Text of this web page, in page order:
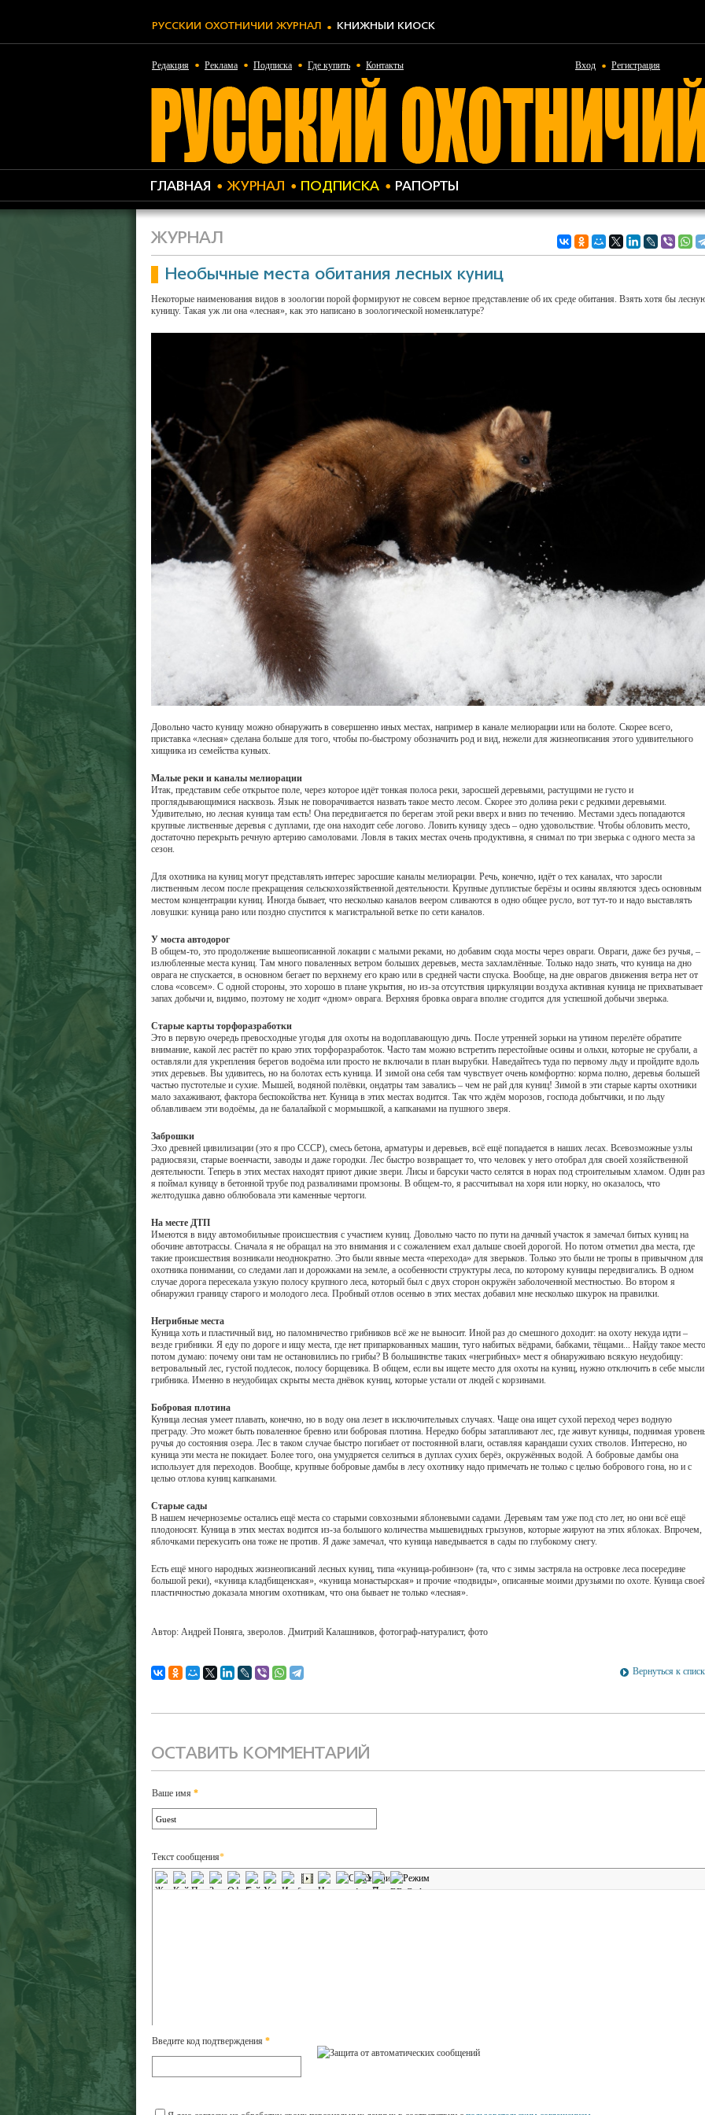
РУССКИЙ ОХОТНИЧИЙ ЖУРНАЛ КНИЖНЫЙ КИОСК
Вход Регистрация
Редакция Реклама Подписка Где купить Контакты
ГЛАВНАЯ ЖУРНАЛ ПОДПИСКА РАПОРТЫ
ЖУРНАЛ
Необычные места обитания лесных куниц
Некоторые наименования видов в зоологии порой формируют не совсем верное представление об их среде обитания. Взять хотя бы
куницу. Такая уж ли она «лесная», как это написано в зоологической номенклатуре?
Довольно часто куницу можно обнаружить в совершенно иных местах, например в канале мелиорации или на болоте. Скорее всего,
приставка «лесная» сделана больше для того, чтобы по-быстрому обозначить род и вид, нежели для жизнеописания этого удивительного
хищника из семейства куньих.
Малые реки и каналы мелиорации
Итак, представим себе открытое поле, через которое идёт тонкая полоса реки, заросшей деревьями, растущими не густо и
проглядывающимися насквозь. Язык не поворачивается назвать такое место лесом. Скорее это долина реки с редкими деревьями.
Удивительно, но лесная куница там есть! Она передвигается по берегам этой реки вверх и вниз по течению. Местами здесь попадаются
крупные лиственные деревья с дуплами, где она находит себе логово. Ловить куницу здесь – одно удовольствие. Чтобы обловить место,
достаточно перекрыть речную артерию самоловами. Ловля в таких местах очень продуктивна, я снимал по три зверька с одного места за
сезон.
Для охотника на куниц могут представлять интерес заросшие каналы мелиорации. Речь, конечно, идёт о тех каналах, что заросли
лиственным лесом после прекращения сельскохозяйственной деятельности. Крупные дуплистые берёзы и осины являются здесь основным
местом концентрации куниц. Иногда бывает, что несколько каналов веером сливаются в одно общее русло, вот тут-то и надо выставлять
ловушки: куница рано или поздно спустится к магистральной ветке по сети каналов.
У моста автодорог
В общем-то, это продолжение вышеописанной локации с малыми реками, но добавим сюда мосты через овраги. Овраги, даже без ручья, –
излюбленные места куниц. Там много поваленных ветром больших деревьев, места захламлённые. Только надо знать, что куница на дно
оврага не спускается, в основном бегает по верхнему его краю или в средней части спуска. Вообще, на дне оврагов движения ветра нет от
слова «совсем». С одной стороны, это хорошо в плане укрытия, но из-за отсутствия циркуляции воздуха активная куница не прихватывает
запах добычи и, видимо, поэтому не ходит «дном» оврага. Верхняя бровка оврага вполне сгодится для успешной добычи зверька.
Старые карты торфоразработки
Это в первую очередь превосходные угодья для охоты на водоплавающую дичь. После утренней зорьки на утином перелёте обратите
внимание, какой лес растёт по краю этих торфоразработок. Часто там можно встретить перестойные осины и ольхи, которые не срубали, а
оставляли для укрепления берегов водоёма или просто не включали в план вырубки. Наведайтесь туда по первому льду и пройдите вдоль
этих деревьев. Вы удивитесь, но на болотах есть куница. И зимой она себя там чувствует очень комфортно: корма полно, деревья большей
частью пустотелые и сухие. Мышей, водяной полёвки, ондатры там завались – чем не рай для куниц! Зимой в эти старые карты охотники
мало захаживают, фактора беспокойства нет. Куница в этих местах водится. Так что ждём морозов, господа добытчики, и по льду
облавливаем эти водоёмы, да не балалайкой с мормышкой, а капканами на пушного зверя.
Заброшки
Эхо древней цивилизации (это я про СССР), смесь бетона, арматуры и деревьев, всё ещё попадается в наших лесах. Всевозможные узлы
радиосвязи, старые военчасти, заводы и даже городки. Лес быстро возвращает то, что человек у него отобрал для своей хозяйственной
деятельности. Теперь в этих местах находят приют дикие звери. Лисы и барсуки часто селятся в норах под строительным хламом. Один раз
я поймал куницу в бетонной трубе под развалинами промзоны. В общем-то, я рассчитывал на хоря или норку, но оказалось, что
желтодушка давно облюбовала эти каменные чертоги.
На месте ДТП
Имеются в виду автомобильные происшествия с участием куниц. Довольно часто по пути на дачный участок я замечал битых куниц на
обочине автотрассы. Сначала я не обращал на это внимания и с сожалением ехал дальше своей дорогой. Но потом отметил два места, где
такие происшествия возникали неоднократно. Это были явные места «перехода» для зверьков. Только это были не тропы в привычном для
охотника понимании, со следами лап и дорожками на земле, а особенности структуры леса, по которому куницы передвигались. В одном
случае дорога пересекала узкую полосу крупного леса, который был с двух сторон окружён заболоченной местностью. Во втором я
обнаружил границу старого и молодого леса. Пробный отлов осенью в этих местах добавил мне несколько шкурок на правилки.
Негрибные места
Куница хоть и пластичный вид, но паломничество грибников всё же не выносит. Иной раз до смешного доходит: на охоту некуда идти –
везде грибники. Я еду по дороге и ищу места, где нет припаркованных машин, туго набитых вёдрами, бабками, тёщами... Найду такое
потом думаю: почему они там не остановились по грибы? В большинстве таких «негрибных» мест я обнаруживаю всякую неудобицу:
ветровальный лес, густой подлесок, полосу борщевика. В общем, если вы ищете место для охоты на куниц, нужно отключить в себе мысли
грибника. Именно в неудобицах скрыты места днёвок куниц, которые устали от людей с корзинами.
Бобровая плотина
Куница лесная умеет плавать, конечно, но в воду она лезет в исключительных случаях. Чаще она ищет сухой переход через водную
преграду. Это может быть поваленное бревно или бобровая плотина. Нередко бобры затапливают лес, где живут куницы, поднимая уровень
ручья до состояния озера. Лес в таком случае быстро погибает от постоянной влаги, оставляя карандаши сухих стволов. Интересно, но
куница эти места не покидает. Более того, она умудряется селиться в дуплах сухих берёз, окружённых водой. А бобровые дамбы она
использует для переходов. Вообще, крупные бобровые дамбы в лесу охотнику надо примечать не только с целью бобрового гона, но и с
целью отлова куниц капканами.
Старые сады
В нашем нечерноземье остались ещё места со старыми совхозными яблоневыми садами. Деревьям там уже под сто лет, но они всё ещё
плодоносят. Куница в этих местах водится из-за большого количества мышевидных грызунов, которые жируют на этих яблоках. Впрочем,
яблочками перекусить она тоже не против. Я даже замечал, что куница наведывается в сады по глубокому снегу.
Есть ещё много народных жизнеописаний лесных куниц, типа «куница-робинзон» (та, что с зимы застряла на островке леса посередине
большой реки), «куница кладбищенская», «куница монастырская» и прочие «подвиды», описанные моими друзьями по охоте. Куница
пластичностью доказала многим охотникам, что она бывает не только «лесная».
Автор: Андрей Поняга, зверолов. Дмитрий Калашников, фотограф-натуралист, фото
Вернуться к
ОСТАВИТЬ КОММЕНТАРИЙ
Ваше имя *
Текст сообщения*
Введите код подтверждения *